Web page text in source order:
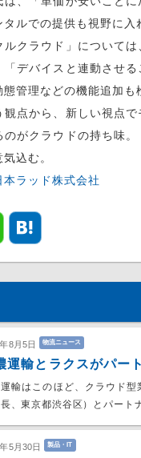
ルでの提供も視野に入
クラウド」については
デバイスと連動させ
管理などの機能追加も
点から、新しい視点
がクラウドの持ち味
込む。
本ラッド株式会社
8月5日 物流ニュース
運輸とラクスがパー
輸はこのほど、クラウド
、東京都渋谷区）とパート
5月30日 製品・IT